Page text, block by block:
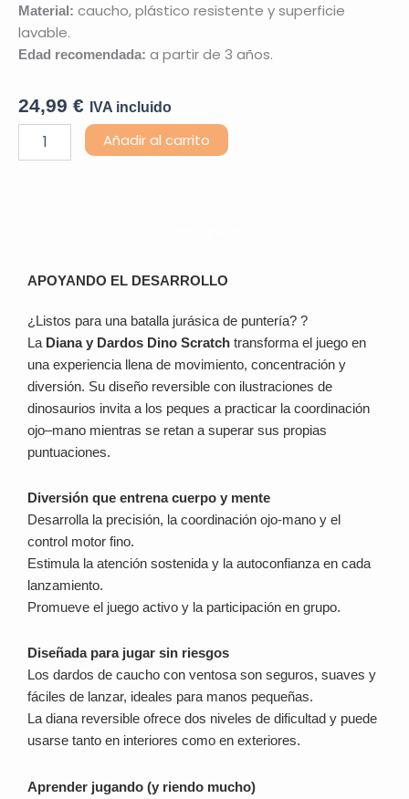
Material: caucho, plástico resistente y superficie
lavable.
Edad recomendada: a partir de 3 años.
24,99 € IVA incluido
Añadir al carrito
APOYANDO EL DESARROLLO
¿Listos para una batalla jurásica de puntería? ?
La Diana y Dardos Dino Scratch transforma el juego en
una experiencia llena de movimiento, concentración y
diversión. Su diseño reversible con ilustraciones de
dinosaurios invita a los peques a practicar la coordinación
ojo–mano mientras se retan a superar sus propias
puntuaciones.
Diversión que entrena cuerpo y mente
Desarrolla la precisión, la coordinación ojo-mano y el
control motor fino.
Estimula la atención sostenida y la autoconfianza en cada
lanzamiento.
Promueve el juego activo y la participación en grupo.
Diseñada para jugar sin riesgos
Los dardos de caucho con ventosa son seguros, suaves y
fáciles de lanzar, ideales para manos pequeñas.
La diana reversible ofrece dos niveles de dificultad y puede
usarse tanto en interiores como en exteriores.
Aprender jugando (y riendo mucho)